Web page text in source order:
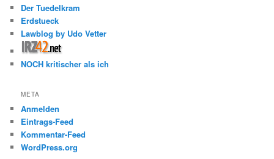
Der Tuedelkram
Erdstueck
Lawblog by Udo Vetter
NOCH kritischer als ich
META
Anmelden
Eintrags-Feed
Kommentar-Feed
WordPress.org